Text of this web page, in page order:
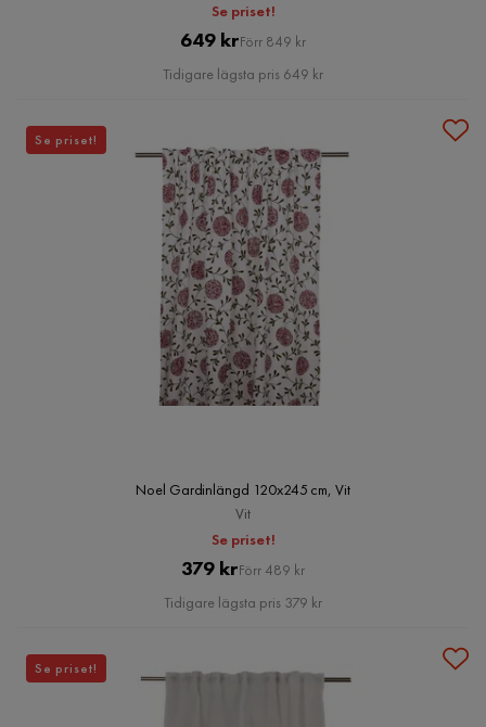
Se priset!
Pris
649 krOriginal
Pris
Förr 849 kr
Tidigare lägsta pris 649 kr
Noel Gardinlängd 120x245 cm, Vit
Vit
Se priset!
Pris
379 krOriginal
Pris
Förr 489 kr
Tidigare lägsta pris 379 kr
Se priset!
Se priset!